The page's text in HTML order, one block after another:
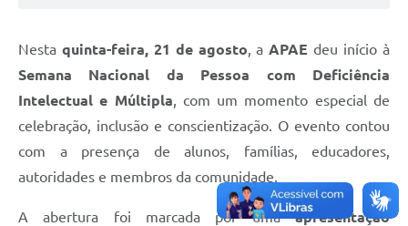
Nesta quinta-feira, 21 de agosto , a APAE deu início à
Semana Nacional da Pessoa com Deficiência
Intelectual e Múltipla , com um momento especial de
celebração, inclusão e conscientização. O evento contou
com a presença de alunos, famílias, educadores,
autoridades e membros da comunidade.
A abertura foi marcada por umaapresentação